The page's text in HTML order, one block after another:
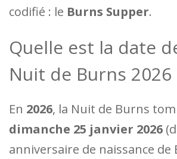
codifié : le Burns Supper.
Quelle est la date
Nuit de Burns 2026
En 2026, la Nuit de Burns
dimanche 25 janvier 2026
anniversaire de naissance de